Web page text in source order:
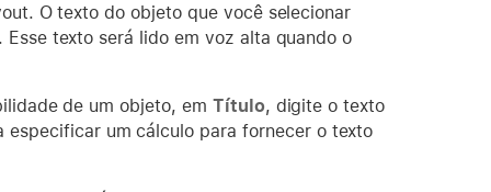
O texto do objeto que você selecionar
texto será lido em voz alta quando o
de um objeto, em Título, digite o texto
especificar um cálculo para fornecer o texto